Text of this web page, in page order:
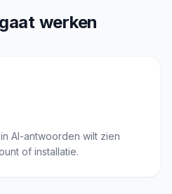
werken
AI-antwoorden wilt zien
of installatie.